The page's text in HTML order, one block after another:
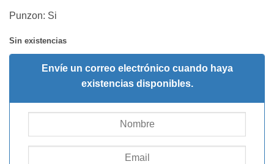
Punzon: Si
Sin existencias
Envíe un correo electrónico cuando haya
existencias disponibles.